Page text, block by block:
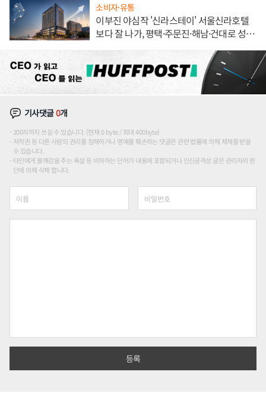
소비자·유통
이부진 야심작 '신라스테이' 서울신라호텔
보다 잘 나가, 평택·주문진·해남·건대로 성
기사댓글0개
200자까지 쓰실 수 있습니다. (현재 0 byte / 최대 400byte)
저작권 등 다른 사람의 권리를 침해하거나 명예를 훼손하는 댓글은 관련 법률에 의해 제재를 받을
수 있습니다.
타인에게 불쾌감을 주는 욕설 등 비하하는 단어가 내용에 포함되거나 인신공격성 글은 관리자의 판
단에 의해 삭제 합니다.